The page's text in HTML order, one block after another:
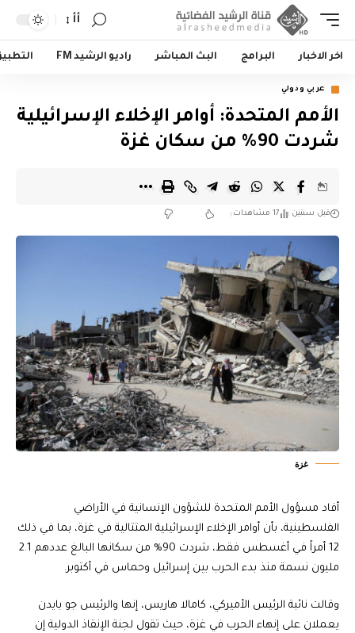
أأ
اخر الاخبار البرامج البث المباشر راديو الرشيد FM
عربي ودولي
الأمم المتحدة: أوامر الإخلاء الإسرائيلية
شردت 90% من سكان غزة
قبل سنتين 17 مشاهدات
غزة
أفاد مسؤول الأمم المتحدة للشؤون الإنسانية في الأراضي
الفلسطينية، بأن أوامر الإخلاء الإسرائيلية المتتالية في غزة، بما في ذلك
12 أمراً في أغسطس فقط، شردت 90% من سكانها البالغ عددهم 2.1
مليون نسمة منذ بدء الحرب بين إسرائيل وحماس في أكتوبر.
وقالت نائبة الرئيس الأميركي، كامالا هاريس، إنها والرئيس جو بايدن
يعملان على إنهاء الحرب في غزة، حيث تقول لجنة الإنقاذ الدولية إن